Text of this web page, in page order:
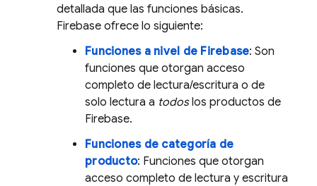
detallada que las funciones básicas.
Firebase ofrece lo siguiente:
Funciones a nivel de Firebase: Son
funciones que otorgan acceso
completo de lectura/escritura o de
solo lectura a todoslos productos de
Firebase.
Funciones de categoría de
producto: Funciones que otorgan
acceso completo de lectura y escritura